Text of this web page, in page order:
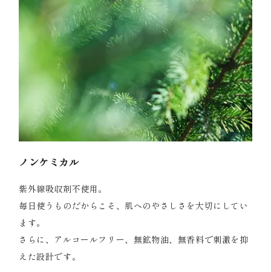
ノンケミカル
紫外線吸収剤不使用。
毎日使うものだからこそ、肌へのやさしさを大切にしてい
ます。
さらに、アルコールフリー、無鉱物油、無香料で刺激を抑
えた設計です。